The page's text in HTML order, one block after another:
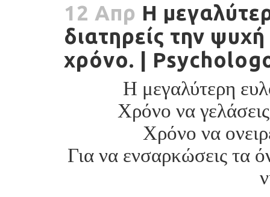
12 Απρ Η
διατηρείς την
χρόνο. |
Η μεγαλύτερη
Χρόνο να
Χρόνο να
Για να ενσαρκώσεις τα